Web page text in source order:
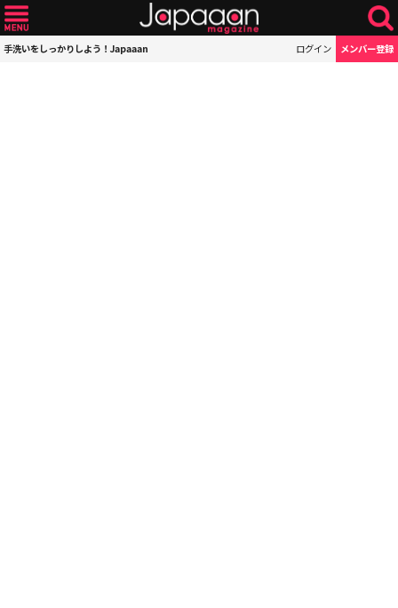
手洗いをしっかりしよう！Japaaan ログイン メンバー登録